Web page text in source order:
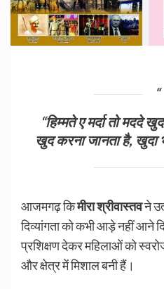
“हिम्मते ए मर्दा तो मददे
खुद करना जानता है, खुदा
आजमगढ़ किमीरा श्रीवास्तवने
दिव्यांगता को कभी आड़े नहीं आने
प्रशिक्षण देकर महिलाओं को
और क्षेत्र में मिशाल बनी हैं।